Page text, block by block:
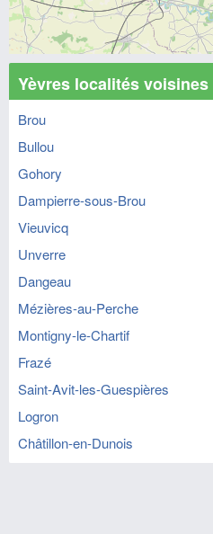
Yèvres localités voisines
Brou
Bullou
Gohory
Dampierre-sous-Brou
Vieuvicq
Unverre
Dangeau
Mézières-au-Perche
Montigny-le-Chartif
Frazé
Saint-Avit-les-Guespières
Logron
Châtillon-en-Dunois